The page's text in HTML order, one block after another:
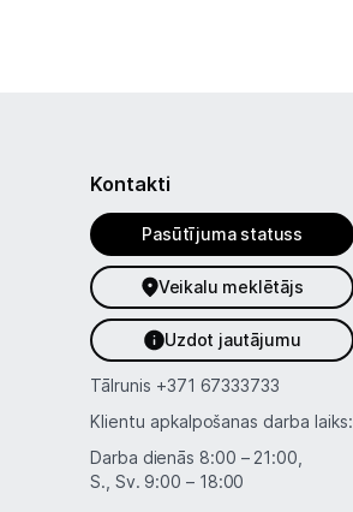
Kontakti
Pasūtījuma statuss
Veikalu meklētājs
Uzdot jautājumu
Tālrunis +371 67333733
Klientu apkalpošanas darba laiks:
Darba dienās 8:00 – 21:00,
S., Sv. 9:00 – 18:00